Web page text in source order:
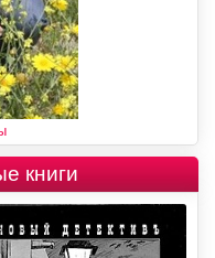
книги